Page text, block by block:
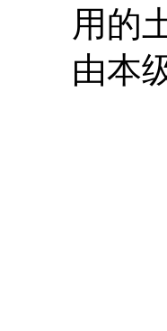
用的
由本